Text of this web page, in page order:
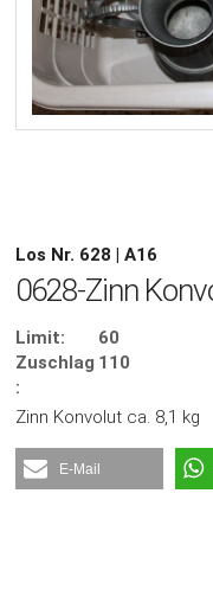
Los Nr. 628 | A16
0628-Zinn
Limit:
60
Zuschlag
:
110
Zinn Konvolut ca. 8,1 kg
E-Mail